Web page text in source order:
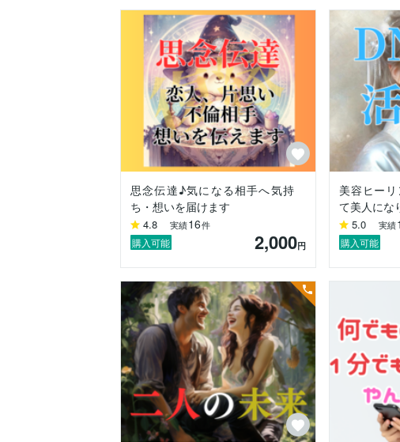
でも、たくさんの恋を見てきて、こうも言えます。
復縁がうまくいく人は、先に「心」を立て直した
心が立て直った人から、現実が動き出します。
なぜ言い切れるのか。私自身がそうだったからで
私は新卒から派遣社員として働き、職場のイジメ
暴飲暴食で心も体もボロボロになり、ついに「う
そんなとき出会った占い師さんに、こう言われたん
「もう耐えなくても大丈夫だよ。心が第一だから
私はその言葉で、初めて自分を許せました。
そして心が立ち直ったら、現実のほうが勝手に動
翌月には仕事を辞めることができ、自分の気持ち
「今度は私が誰かの心を立て直す側になりたい」
資格を5つ取得して、占い師になりました。
だから私の鑑定は、視えたことをお伝えして終わ
すべての鑑定を、
①視えたこと（彼の本音・ふたりの現状）
②それが意味すること
③今週の「心の一手」
の3つセットでお渡しします。
思念伝達♪気になる相手へ気持
ち・想いを届けます
4.8 実績16件
購入可能 2,000円
美容ヒー
て美人にな
5.0 実績1
購入可能